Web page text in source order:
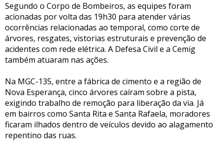
Segundo o Corpo de Bombeiros, as equipes foram
acionadas por volta das 19h30 para atender várias
ocorrências relacionadas ao temporal, como corte de
árvores, resgates, vistorias estruturais e prevenção de
acidentes com rede elétrica. A Defesa Civil e a Cemig
também atuaram nas ações.
Na MGC-135, entre a fábrica de cimento e a região de
Nova Esperança, cinco árvores caíram sobre a pista,
exigindo trabalho de remoção para liberação da via. Já
em bairros como Santa Rita e Santa Rafaela, moradores
ficaram ilhados dentro de veículos devido ao alagamento
repentino das ruas.